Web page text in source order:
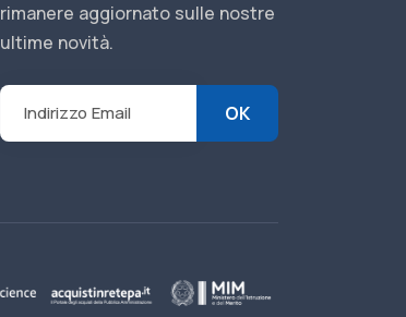
rimanere aggiornato sulle nostre
ultime novità.
Indirizzo Email OK